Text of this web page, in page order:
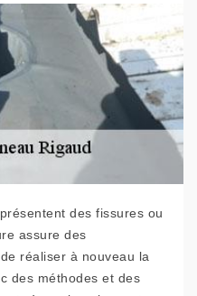
des fissures ou
assure des
réaliser à nouveau la
des méthodes et des